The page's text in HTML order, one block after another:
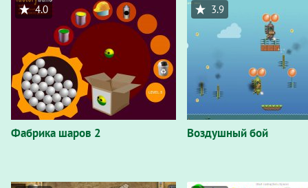
Фабрика шаров 2
4.0
Воздушный бой
3.9